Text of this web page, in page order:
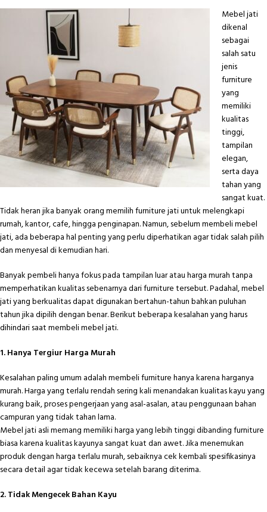
Mebel jati
dikenal
sebagai
salah satu
jenis
furniture
yang
memiliki
kualitas
tinggi,
tampilan
elegan,
serta daya
tahan yang
sangat kuat.
Tidak heran jika banyak orang memilih furniture jati untuk melengkapi
rumah, kantor, cafe, hingga penginapan. Namun, sebelum membeli mebel
jati, ada beberapa hal penting yang perlu diperhatikan agar tidak salah pilih
dan menyesal di kemudian hari.
Banyak pembeli hanya fokus pada tampilan luar atau harga murah tanpa
memperhatikan kualitas sebenarnya dari furniture tersebut. Padahal, mebel
jati yang berkualitas dapat digunakan bertahun-tahun bahkan puluhan
tahun jika dipilih dengan benar. Berikut beberapa kesalahan yang harus
dihindari saat membeli mebel jati.
1. Hanya Tergiur Harga Murah
Kesalahan paling umum adalah membeli furniture hanya karena harganya
murah. Harga yang terlalu rendah sering kali menandakan kualitas kayu yang
kurang baik, proses pengerjaan yang asal-asalan, atau penggunaan bahan
campuran yang tidak tahan lama.
Mebel jati asli memang memiliki harga yang lebih tinggi dibanding furniture
biasa karena kualitas kayunya sangat kuat dan awet. Jika menemukan
produk dengan harga terlalu murah, sebaiknya cek kembali spesifikasinya
secara detail agar tidak kecewa setelah barang diterima.
2. Tidak Mengecek Bahan Kayu